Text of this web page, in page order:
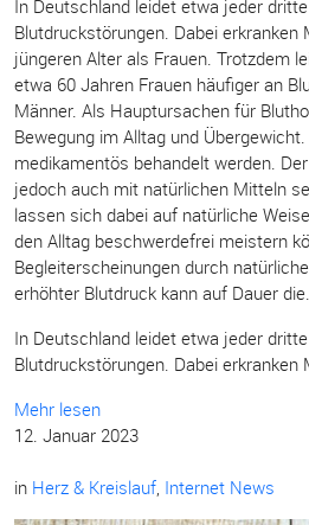
In Deutschland leidet etwa jeder
Blutdruckstörungen. Dabei erkranken
jüngeren Alter als Frauen. Trotzdem
etwa 60 Jahren Frauen häufiger an
Männer. Als Hauptursachen für
Bewegung im Alltag und
medikamentös behandelt werden.
jedoch auch mit natürlichen Mitteln
lassen sich dabei auf natürliche
den Alltag beschwerdefrei meistern
Begleiterscheinungen durch
erhöhter Blutdruck kann auf Dauer
In Deutschland leidet etwa jeder
Blutdruckstörungen. Dabei erkranken
Mehr lesen
12. Januar 2023
in Herz & Kreislauf, Internet News